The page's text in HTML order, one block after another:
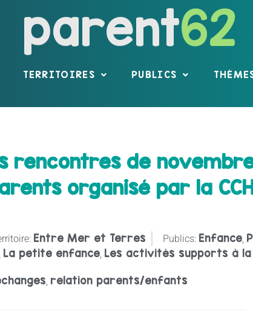
parent62
TERRITOIRES PUBLICS
rencontres de
organisé par la
Entre Mer et Terres Publics: Enfance
La petite enfance, Les activités supports à
relation parents/enfants